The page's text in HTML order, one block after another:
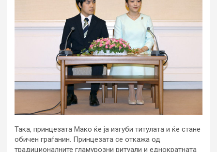
Така, принцезата Мако ќе ја изгуби титулата и ќе стане
обичен граѓанин. Принцезата се откажа од
традиционалните гламурозни ритуали и еднократната